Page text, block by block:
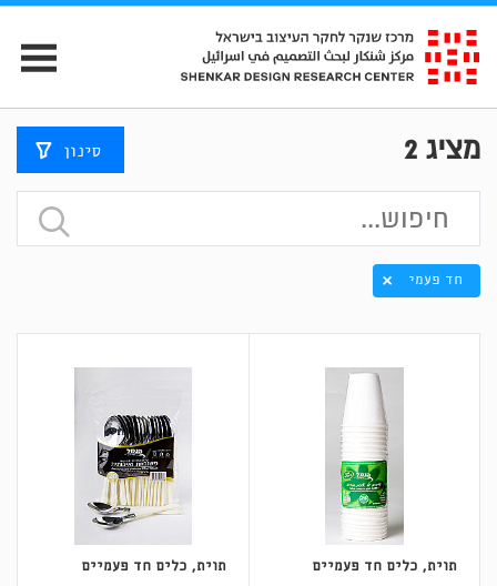
מציג 2 סינון
חד פעמי
תוית, כלים חד פעמיים
תוית, כלים חד פעמיים